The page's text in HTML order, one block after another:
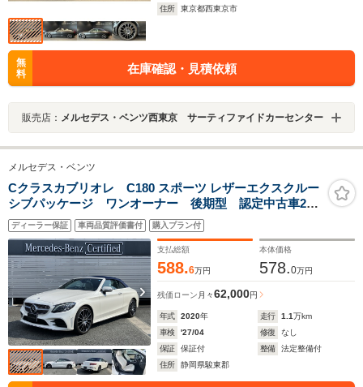
住所
東京都西東京市
無
料
在庫確認・見積依頼
販売店： メルセデス・ベンツ西東京 サーティファイドカーセンター
メルセデス・ベンツ
Cクラスカブリオレ C180 スポーツ レザーエクスクルー
シブパッケージ ワンオーナー 後期型 認定中古車24
か月保証 メモリー付パワーシート シートヒーター
ネックヒーター レーダーセーフティ ドライブレーコ
ダー
ディーラー保証 車両品質評価書付 購入プラン付
支払総額
588.6万円
本体価格
578.0万円
残価ローン 月々62,000円
年式 2020年 走行 1.1万km
車検
'27/04 修復
なし
保証
保証付 整備
法定整備付
住所
静岡県駿東郡